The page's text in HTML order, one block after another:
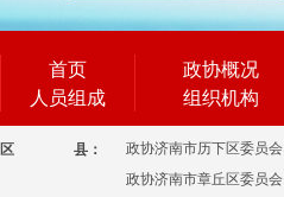
首页
人员组成
政协概况
组织机构
区 县： 政协济南市历下区委员会
政协济南市章丘区委员会